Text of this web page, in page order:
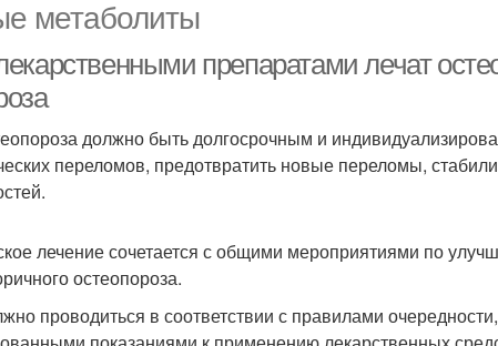
метаболиты
препаратами лечат
должно быть долгосрочным и
переломов, предотвратить новые переломы,
лечение сочетается с общими мероприятиями по
остеопороза.
проводиться в соответствии с правилами